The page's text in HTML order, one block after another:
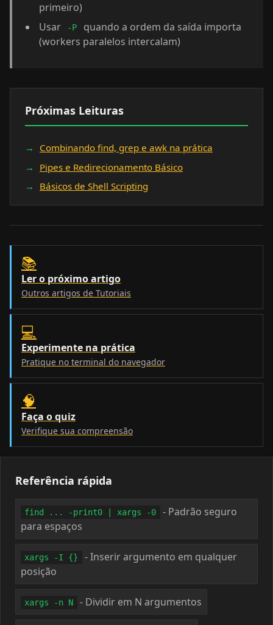
primeiro)
Usar
-P
quando a ordem da saída importa
(workers paralelos intercalam)
Próximas Leituras
Combinando find, grep e awk na prática
Pipes e Redirecionamento Básico
Básicos de Shell Scripting
📚
Ler o próximo artigo
Outros artigos de Tutoriais
💻
Experimente na prática
Pratique no terminal do navegador
🧠
Faça o quiz
Verifique sua compreensão
Referência rápida
find ... -print0 | xargs -0
- Padrão seguro
para espaços
xargs -I {}
- Inserir argumento em qualquer
posição
xargs -n N - Dividir em N argumentos